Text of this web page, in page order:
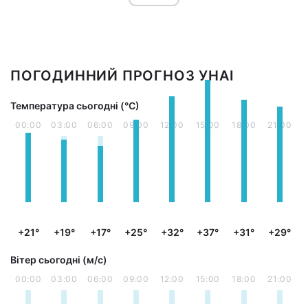
ПОГОДИННИЙ ПРОГНОЗ УНАІ
Температура сьогодні (°С)
00:00
+21°
03:00
+19°
06:00
+17°
09:00
+25°
12:00
+32°
15:00
+37°
18:00
+31°
21:00
+29°
Вітер сьогодні (м/с)
00:00 03:00 06:00 09:00 12:00 15:00 18:00 21:00